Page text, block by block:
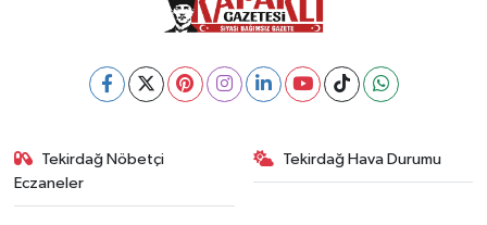
Tekirdağ Nöbetçi
Eczaneler
Tekirdağ Hava Durumu